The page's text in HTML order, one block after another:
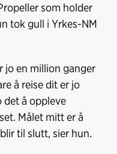
som holder
tok gull i Yrkes-NM
jo en million ganger
å reise dit er jo
det å oppleve
Målet mitt er å
til slutt, sier hun.